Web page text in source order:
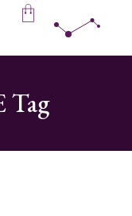
Tag